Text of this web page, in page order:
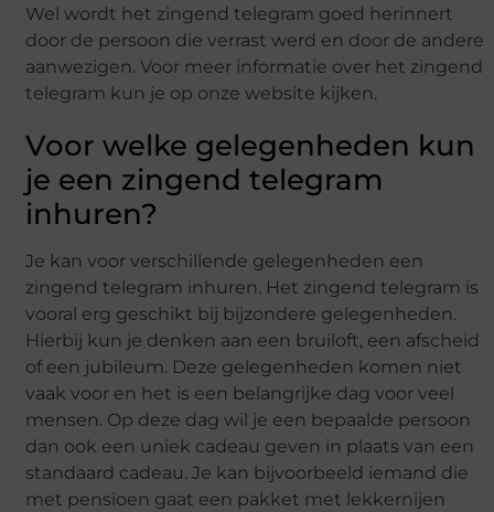
Wel wordt het zingend telegram goed herinnert
door de persoon die verrast werd en door de andere
aanwezigen. Voor meer informatie over het zingend
telegram kun je op onze website kijken.
Voor welke gelegenheden kun
je een zingend telegram
inhuren?
Je kan voor verschillende gelegenheden een
zingend telegram inhuren. Het zingend telegram is
vooral erg geschikt bij bijzondere gelegenheden.
Hierbij kun je denken aan een bruiloft, een afscheid
of een jubileum. Deze gelegenheden komen niet
vaak voor en het is een belangrijke dag voor veel
mensen. Op deze dag wil je een bepaalde persoon
dan ook een uniek cadeau geven in plaats van een
standaard cadeau. Je kan bijvoorbeeld iemand die
met pensioen gaat een pakket met lekkernijen